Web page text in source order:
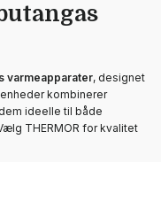
varmeapparater, designet
kombinerer
ideelle til både
THERMOR for kvalitet